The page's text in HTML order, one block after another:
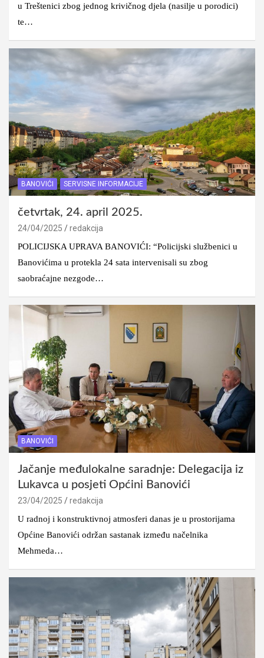
u Treštenici zbog jednog krivičnog djela (nasilje u porodici)
te…
BANOVIĆI SERVISNE INFORMACIJE
četvrtak, 24. april 2025.
24/04/2025
redakcija
POLICIJSKA UPRAVA BANOVIĆI: “Policijski službenici u
Banovićima u protekla 24 sata intervenisali su zbog
saobraćajne nezgode…
BANOVIĆI
Jačanje međulokalne saradnje: Delegacija iz
Lukavca u posjeti Općini Banovići
23/04/2025
redakcija
U radnoj i konstruktivnoj atmosferi danas je u prostorijama
Općine Banovići održan sastanak između načelnika
Mehmeda…